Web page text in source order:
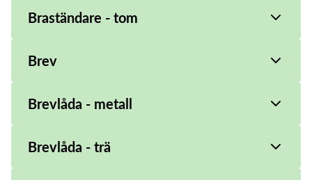
Braständare - tom
Brev
Brevlåda - metall
Brevlåda - trä